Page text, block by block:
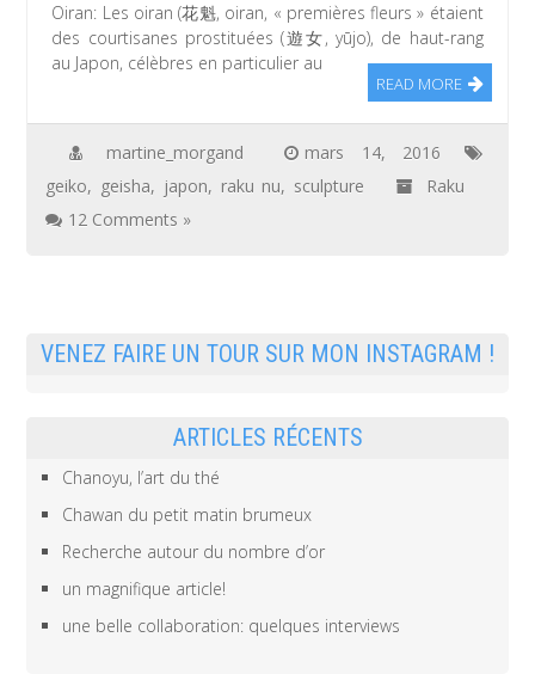
Oiran: Les oiran (花魁, oiran, « premières fleurs » étaient
des courtisanes prostituées (遊女, yūjo), de haut-rang
au Japon, célèbres en particulier au
READ MORE
martine_morgand
mars 14, 2016
geiko, geisha, japon, raku nu, sculpture
Raku
12 Comments »
VENEZ FAIRE UN TOUR SUR MON INSTAGRAM !
ARTICLES RÉCENTS
Chanoyu, l’art du thé
Chawan du petit matin brumeux
Recherche autour du nombre d’or
un magnifique article!
une belle collaboration: quelques interviews